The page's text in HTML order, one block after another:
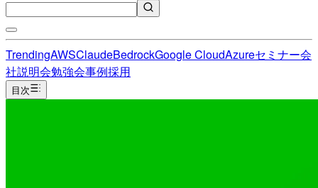
TrendingAWSClaudeBedrockGoogle CloudAzureセミナー会
社説明会勉強会事例採用
目次